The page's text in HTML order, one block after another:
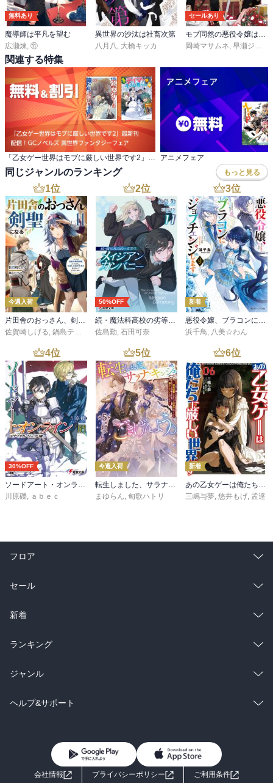
無料あり
魔導師は平凡を望む
広瀬煉 ⑪
異世界の沙汰は社畜次第
八月八
大橋キッカ
セールあり
岡崎マサムネ 早瀬ジュン
関連する特集
アニメフェア
同じジャンルのランキング もっと見る
1位
今週入荷
片田舎のおっさん、剣聖になる 11 ～ただの田舎の剣術師範だったのに、大成した弟子たちが俺を放ってくれない件～
佐賀崎しげる, 鍋島テツヒロ
2位
50%OFF
続・魔法科高校の劣等生 メイジアン・カンパニー(11)
佐島勤, 石田可奈
3位
新着
悪役令嬢、ブラコンにジョブチェンジします９【電子特典付き】
浜千鳥, 八美☆わん
4位
30%OFF
ソードアート・オンライン29 ユナイタル・リングVIII
川原礫, ａｂｅｃ
5位
今週入荷
転生しました、サラナ・キンジェです。ごきげんよう。５ ～婚約破棄されたので田舎で気ままに暮らしたいと思います～【電子書店共通特典SS付】
まゆらん, 匈歌ハトリ
6位
新着
あの乙女ゲーは俺たちに厳しい世界です 6
三嶋与夢, 悠井もげ, 孟達
フロア
総合
ラノベ
雑誌・グラビア
BL・TL
セール
総合
ラノベ
雑誌・グラビア
BL・TL
新着
総合
ラノベ
雑誌・グラビア
ランキング
総合
ラノベ
ジャンル
コミック
ライトノベル 男子向けラノベ
ヘルプ&サポート
よくあるご質問
お問い合わせ
会社情報
プライバシーポリシー ご利用条件